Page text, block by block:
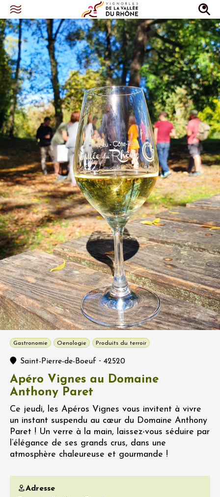
Gastronomie Oenologie Produits du terroir
Saint-Pierre-de-Boeuf - 42520
Apéro Vignes au Domaine
Anthony Paret
Ce jeudi, les Apéros Vignes vous invitent à vivre
un instant suspendu au cœur du Domaine Anthony
Paret ! Un verre à la main, laissez-vous séduire par
l’élégance de ses grands crus, dans une
atmosphère chaleureuse et gourmande !
Adresse